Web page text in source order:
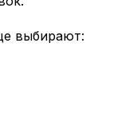
выбирают: